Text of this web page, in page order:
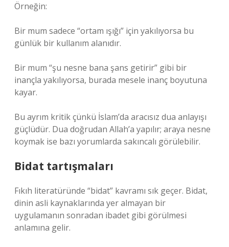
Örneğin:
Bir mum sadece “ortam ışığı” için yakılıyorsa bu
günlük bir kullanım alanıdır.
Bir mum “şu nesne bana şans getirir” gibi bir
inançla yakılıyorsa, burada mesele inanç boyutuna
kayar.
Bu ayrım kritik çünkü İslam’da aracısız dua anlayışı
güçlüdür. Dua doğrudan Allah’a yapılır; araya nesne
koymak ise bazı yorumlarda sakıncalı görülebilir.
Bidat tartışmaları
Fıkıh literatüründe “bidat” kavramı sık geçer. Bidat,
dinin asli kaynaklarında yer almayan bir
uygulamanın sonradan ibadet gibi görülmesi
anlamına gelir.